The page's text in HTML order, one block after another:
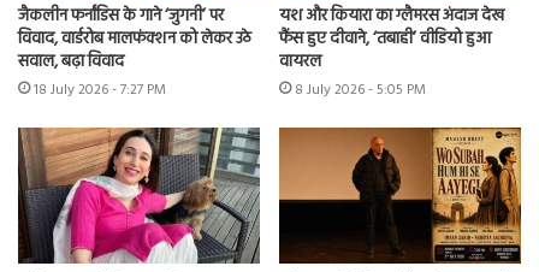
जैकलीन फर्नांडिस के गाने ‘जुगनी’ पर
विवाद, वार्डरोब मालफंक्शन को लेकर उठे
सवाल, बढ़ा विवाद
18 July 2026 - 7:27 PM
यश और कियारा का ग्लैमरस अंदाज देख
फैंस हुए दीवाने, ‘तबाही’ वीडियो हुआ
वायरल
8 July 2026 - 5:05 PM